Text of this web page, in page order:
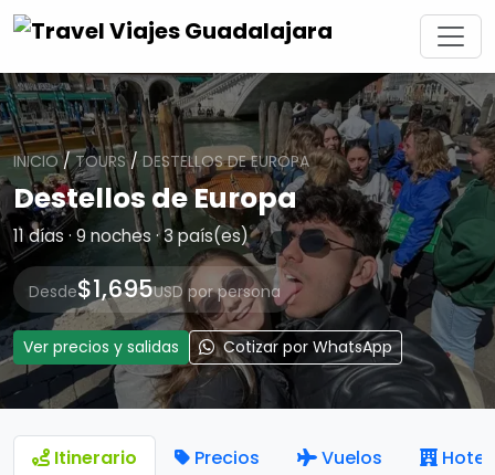
INICIO/TOURS/DESTELLOS DE EUROPA
Destellos de Europa
11 días · 9 noches · 3 país(es)
Desde$1,695USD por persona
Ver precios y salidas Cotizar por WhatsApp
Itinerario Precios Vuelos